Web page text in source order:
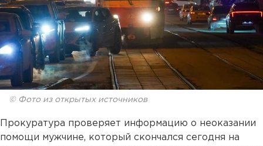
© Фото из открытых источников
Прокуратура проверяет информацию о неоказании
помощи мужчине, который скончался сегодня на